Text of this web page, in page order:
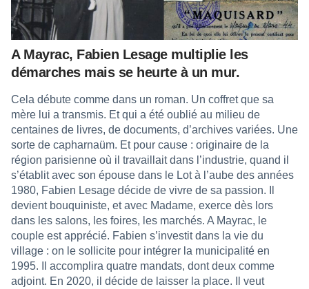
A Mayrac, Fabien Lesage multiplie les
démarches mais se heurte à un mur.
Cela débute comme dans un roman. Un coffret que sa
mère lui a transmis. Et qui a été oublié au milieu de
centaines de livres, de documents, d’archives variées. Une
sorte de capharnaüm. Et pour cause : originaire de la
région parisienne où il travaillait dans l’industrie, quand il
s’établit avec son épouse dans le Lot à l’aube des années
1980, Fabien Lesage décide de vivre de sa passion. Il
devient bouquiniste, et avec Madame, exerce dès lors
dans les salons, les foires, les marchés. A Mayrac, le
couple est apprécié. Fabien s’investit dans la vie du
village : on le sollicite pour intégrer la municipalité en
1995. Il accomplira quatre mandats, dont deux comme
adjoint. En 2020, il décide de laisser la place. Il veut